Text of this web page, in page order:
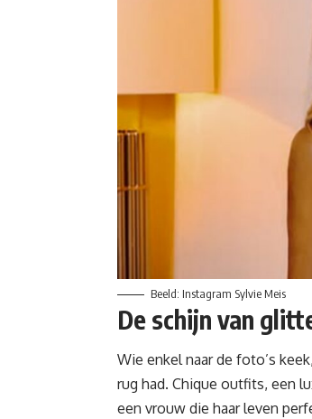
Beeld: Instagram Sylvie Meis
De schijn van
Wie enkel naar de foto’s
rug had. Chique outfits, een
een vrouw die haar leven